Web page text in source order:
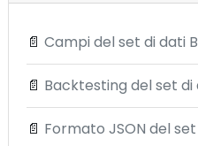
📄 Campi del set di dati
📄 Backtesting del set di
📄 Formato JSON del